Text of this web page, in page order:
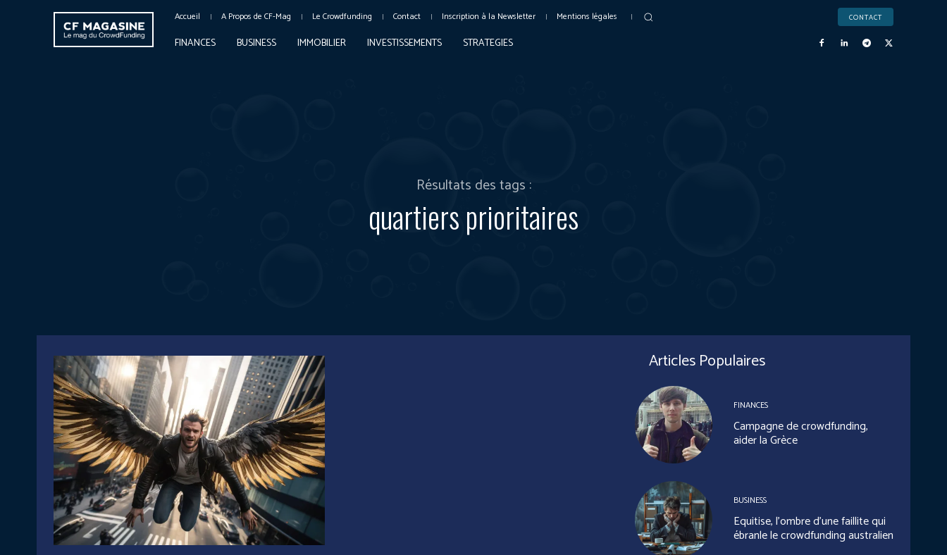
Accueil A Propos de CF-Mag Le Crowdfunding Contact Inscription à la Newsletter Mentions légales CONTACT
FINANCES BUSINESS IMMOBILIER INVESTISSEMENTS STRATEGIES
Résultats des tags :
quartiers prioritaires
Articles Populaires
FINANCES
Campagne de crowdfunding,
aider la Grèce
BUSINESS
Equitise, l’ombre d’une faillite qui
ébranle le crowdfunding australien